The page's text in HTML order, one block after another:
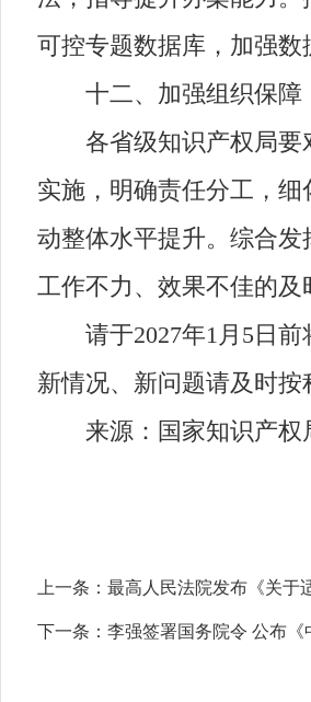
可控专题数据库，加强
十二、加强组织保障
各省级知识产权局要对
实施，明确责任分工，
动整体水平提升。综合
工作不力、效果不佳的及
请于2027年1月5日前
新情况、新问题请及时按
来源：国家知识产权
上一条： 最高人民法院发布《关于
下一条： 李强签署国务院令 公布